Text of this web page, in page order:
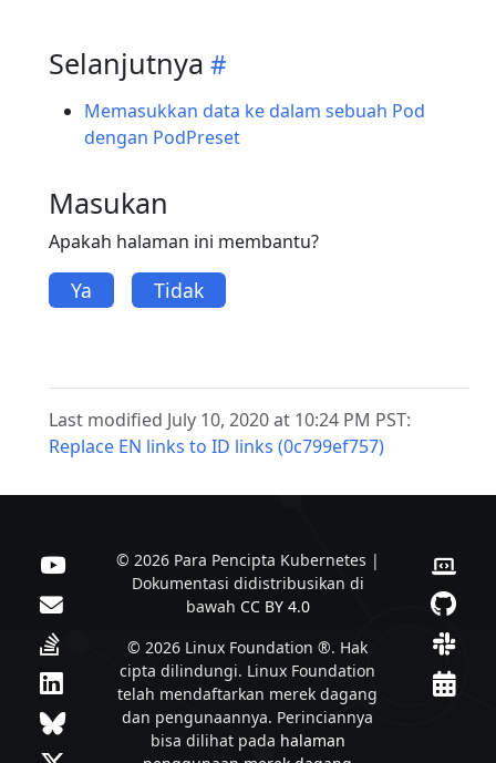
Selanjutnya
Memasukkan data ke dalam sebuah Pod
dengan PodPreset
Masukan
Apakah halaman ini membantu?
Ya Tidak
Last modified July 10, 2020 at 10:24 PM PST:
Replace EN links to ID links (0c799ef757)
© 2026 Para Pencipta Kubernetes |
Dokumentasi didistribusikan di
bawah CC BY 4.0
© 2026 Linux Foundation ®. Hak
cipta dilindungi. Linux Foundation
telah mendaftarkan merek dagang
dan pengunaannya. Perinciannya
bisa dilihat pada halaman